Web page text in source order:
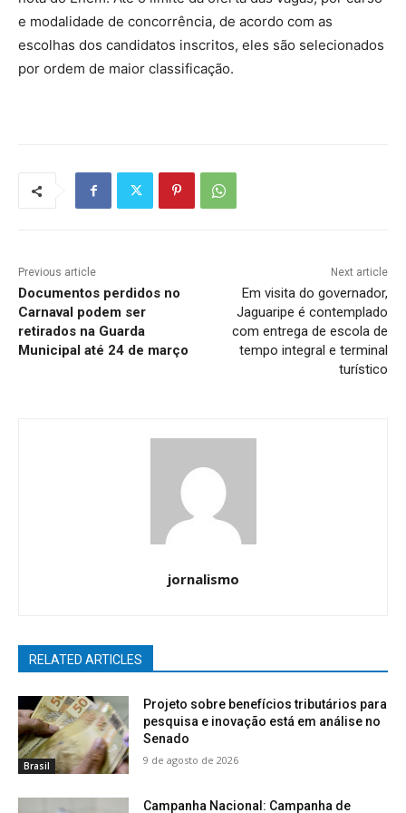
e modalidade de concorrência, de acordo com as
escolhas dos candidatos inscritos, eles são selecionados
por ordem de maior classificação.
Previous article
Documentos perdidos no
Carnaval podem ser
retirados na Guarda
Municipal até 24 de março
Next article
Em visita do governador,
Jaguaripe é contemplado
com entrega de escola de
tempo integral e terminal
turístico
jornalismo
RELATED ARTICLES
Brasil
Projeto sobre benefícios tributários para
pesquisa e inovação está em análise no
Senado
9 de agosto de 2026
Campanha Nacional: Campanha de